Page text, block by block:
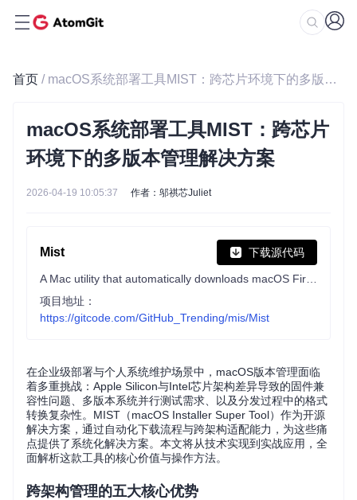
首页 / macOS系统部署工具MIST：跨芯片环境下的多版本管理解决方案
macOS系统部署工具MIST：跨芯片
环境下的多版本管理解决方案
2026-04-19 10:05:37 作者：邬祺芯Juliet
Mist 下载源代码
项目地址：
https://gitcode.com/GitHub_Trending/mis/Mist
在企业级部署与个人系统维护场景中，macOS版本管理面临
着多重挑战：Apple Silicon与Intel芯片架构差异导致的固件兼
容性问题、多版本系统并行测试需求、以及分发过程中的格式
转换复杂性。MIST（macOS Installer Super Tool）作为开源
解决方案，通过自动化下载流程与跨架构适配能力，为这些痛
点提供了系统化解决方案。本文将从技术实现到实战应用，全
面解析这款工具的核心价值与操作方法。
跨架构管理的五大核心优势